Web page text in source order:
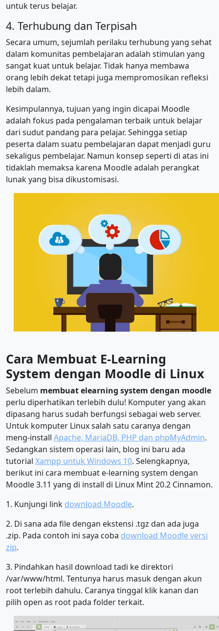
untuk terus belajar.
4. Terhubung dan Terpisah
Secara umum, sejumlah perilaku terhubung yang sehat
dalam komunitas pembelajaran adalah stimulan yang
sangat kuat untuk belajar. Tidak hanya membawa
orang lebih dekat tetapi juga mempromosikan refleksi
lebih dalam.
Kesimpulannya, tujuan yang ingin dicapai Moodle
adalah fokus pada pengalaman terbaik untuk belajar
dari sudut pandang para pelajar. Sehingga setiap
peserta dalam suatu pembelajaran dapat menjadi guru
sekaligus pembelajar. Namun konsep seperti di atas ini
tidaklah memaksa karena Moodle adalah perangkat
lunak yang bisa dikustomisasi.
Cara Membuat E-Learning
System dengan Moodle di Linux
Sebelum membuat elearning system dengan moodle
perlu diperhatikan terlebih dulu! Komputer yang akan
dipasang harus sudah berfungsi sebagai web server.
Untuk komputer Linux salah satu caranya dengan
meng-install Apache, MariaDB, PHP dan phpMyAdmin.
Sedangkan sistem operasi lain, blog ini baru ada
tutorial Xampp untuk Windows 10. Selengkapnya,
berikut ini cara membuat e-learning system dengan
Moodle 3.11 yang di install di Linux Mint 20.2 Cinnamon.
1. Kunjungi link download Moodle.
2. Di sana ada file dengan ekstensi .tgz dan ada juga
.zip. Pada contoh ini saya coba download Moodle versi
zip.
3. Pindahkan hasil download tadi ke direktori
/var/www/html. Tentunya harus masuk dengan akun
root terlebih dahulu. Caranya tinggal klik kanan dan
pilih open as root pada folder terkait.